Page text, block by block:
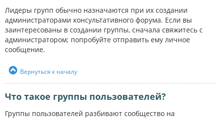
Лидеры групп обычно назначаются при их создании
администраторами консультативного форума. Если вы
заинтересованы в создании группы, сначала свяжитесь с
администратором; попробуйте отправить ему личное
сообщение.
Вернуться к началу
Что такое группы пользователей?
Группы пользователей разбивают сообщество на